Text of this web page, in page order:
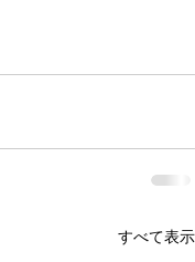
すべて表示